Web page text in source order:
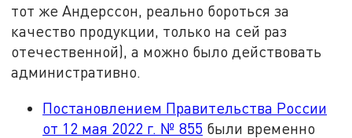
тот же Андерссон, реально бороться за
качество продукции, только на сей раз
отечественной), а можно было действовать
административно.
Постановлением Правительства России
от 12 мая 2022 г. № 855 были временно